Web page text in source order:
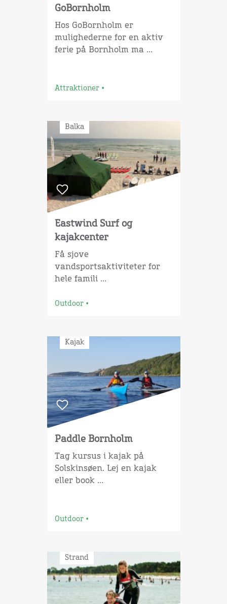
GoBornholm
Hos GoBornholm er
mulighederne for en aktiv
ferie på Bornholm ma ...
Attraktioner•
Balka
Eastwind Surf og
kajakcenter
Få sjove
vandsportsaktiviteter for
hele famili ...
Outdoor•
Kajak
Paddle Bornholm
Tag kursus i kajak på
Solskinsøen. Lej en kajak
eller book ...
Outdoor•
Strand